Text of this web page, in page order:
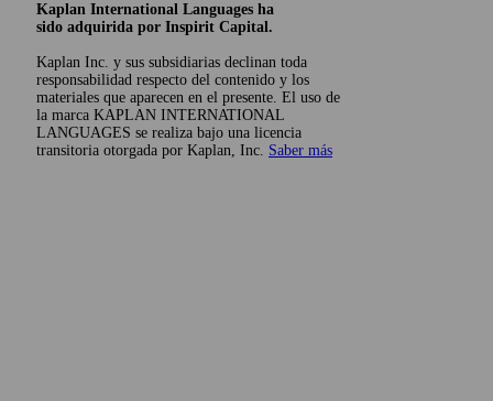
Kaplan International Languages ha
sido adquirida por Inspirit Capital.
Kaplan Inc. y sus subsidiarias declinan toda
responsabilidad respecto del contenido y los
materiales que aparecen en el presente. El uso de
la marca KAPLAN INTERNATIONAL
LANGUAGES se realiza bajo una licencia
transitoria otorgada por Kaplan, Inc. Saber más